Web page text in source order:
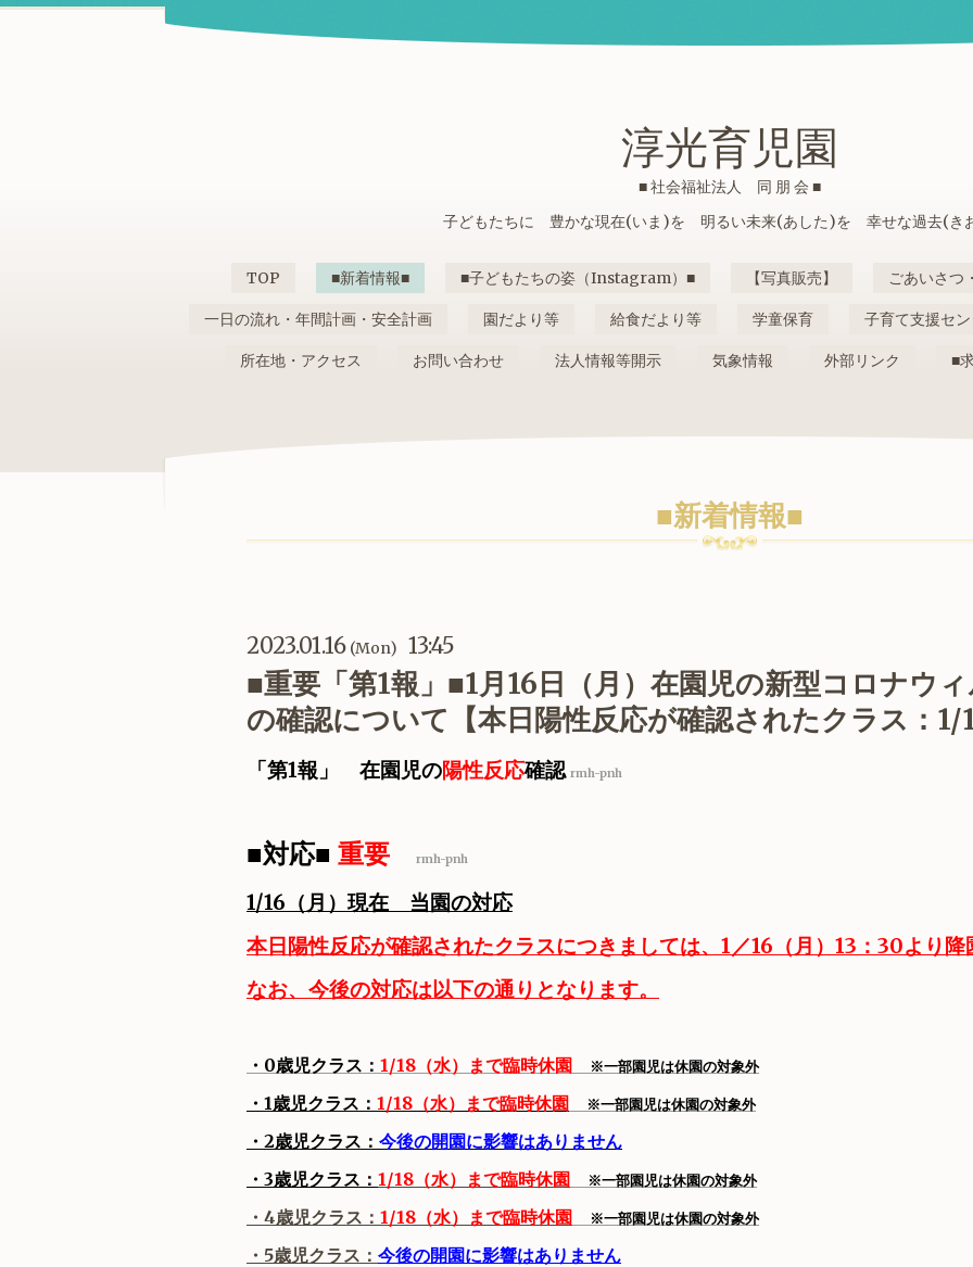
淳光育児園
■ 社会福祉法人 同 朋 会 ■
子どもたちに 豊かな現在(いま)を 明るい未来(あした)を 幸せな過去(き
TOP ■新着情報■ ■子どもたちの姿（Instagram）■ 【写真販売】 ごあいさつ
一日の流れ・年間計画・安全計画 園だより等 給食だより等 学童保育 子育て支援セ
所在地・アクセス お問い合わせ 法人情報等開示 気象情報 外部リンク ■
■新着情報■
2023.01.16 (Mon) 13:45
■重要「第1報」■1月16日（月）在園児の新型コロナウィ
の確認について【本日陽性反応が確認されたクラス：1/
「第1報」 在園児の陽性反応確認 rmh-pnh
■対応■ 重要 rmh-pnh
1/16（月）現在 当園の対応
本日陽性反応が確認されたクラスにつきましては、1／16（月）13：30より降
なお、今後の対応は以下の通りとなります。
・0歳児クラス： 1/18（水）まで臨時休園 ※一部園児は休園の対象外
・1歳児クラス： 1/18（水）まで臨時休園 ※一部園児は休園の対象外
・2歳児クラス： 今後の開園に影響はありません
・3歳児クラス： 1/18（水）まで臨時休園 ※一部園児は休園の対象外
・4歳児クラス： 1/18（水）まで臨時休園 ※一部園児は休園の対象外
・5歳児クラス： 今後の開園に影響はありません